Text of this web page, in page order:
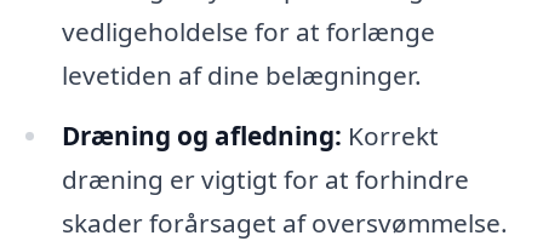
vedligeholdelse for at forlænge
levetiden af dine belægninger.
Dræning og afledning: Korrekt
dræning er vigtigt for at forhindre
skader forårsaget af oversvømmelse.